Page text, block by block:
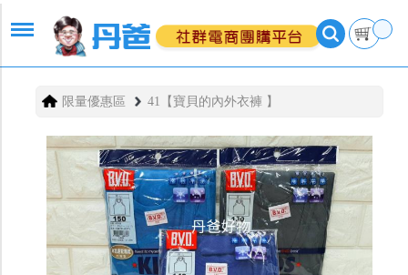
限量優惠區 41【寶貝的內外衣褲 】